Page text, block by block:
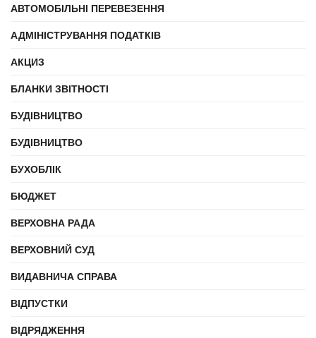
АВТОМОБІЛЬНІ ПЕРЕВЕЗЕННЯ
АДМІНІСТРУВАННЯ ПОДАТКІВ
АКЦИЗ
БЛАНКИ ЗВІТНОСТІ
БУДІВНИЦТВО
БУДІВНИЦТВО
БУХОБЛІК
БЮДЖЕТ
ВЕРХОВНА РАДА
ВЕРХОВНИЙ СУД
ВИДАВНИЧА СПРАВА
ВІДПУСТКИ
ВІДРЯДЖЕННЯ